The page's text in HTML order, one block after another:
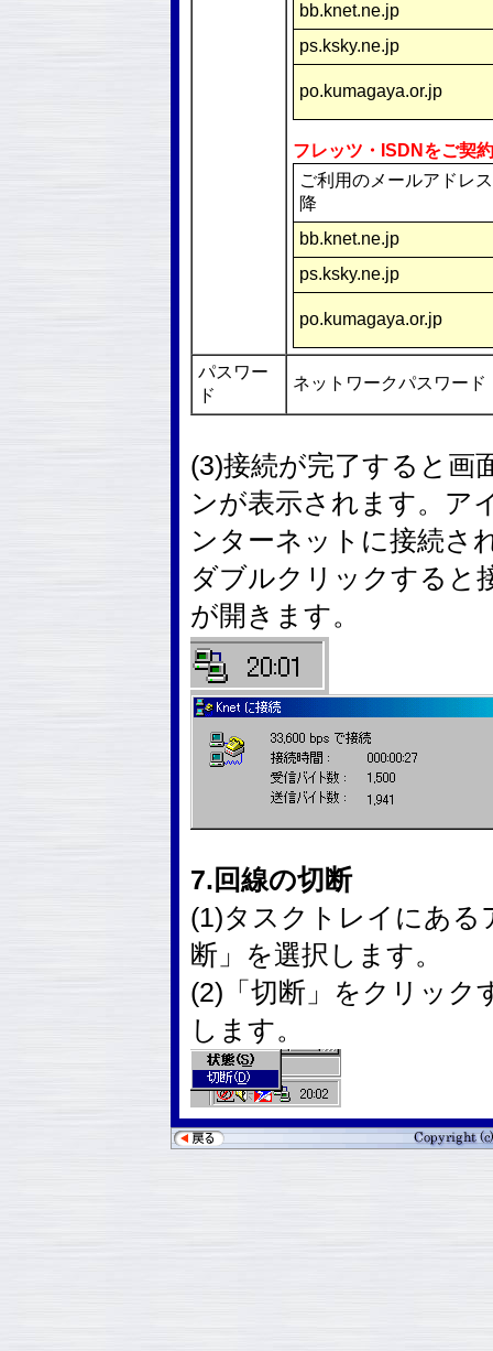
bb.knet.ne.jp
ps.ksky.ne.jp
po.kumagaya.or.jp
フレッツ・ISDNをご契
ご利用のメールアドレ
降
bb.knet.ne.jp
ps.ksky.ne.jp
po.kumagaya.or.jp
パスワー
ド
ネットワークパスワード
(3)接続が完了すると画
ンが表示されます。ア
ンターネットに接続さ
ダブルクリックすると
が開きます。
7.回線の切断
(1)タスクトレイにあ
断」を選択します。
(2)「切断」をクリック
します。